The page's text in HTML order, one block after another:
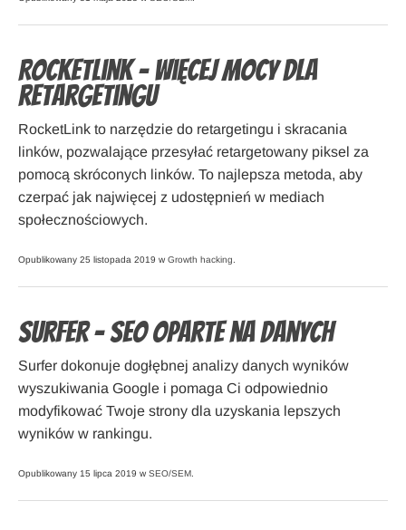
RocketLink – Więcej mocy dla
retargetingu
RocketLink to narzędzie do retargetingu i skracania
linków, pozwalające przesyłać retargetowany piksel za
pomocą skróconych linków. To najlepsza metoda, aby
czerpać jak najwięcej z udostępnień w mediach
społecznościowych.
Opublikowany 25 listopada 2019 w Growth hacking
Surfer – SEO oparte na danych
Surfer dokonuje dogłębnej analizy danych wyników
wyszukiwania Google i pomaga Ci odpowiednio
modyfikować Twoje strony dla uzyskania lepszych
wyników w rankingu.
Opublikowany 15 lipca 2019 w SEO/SEM